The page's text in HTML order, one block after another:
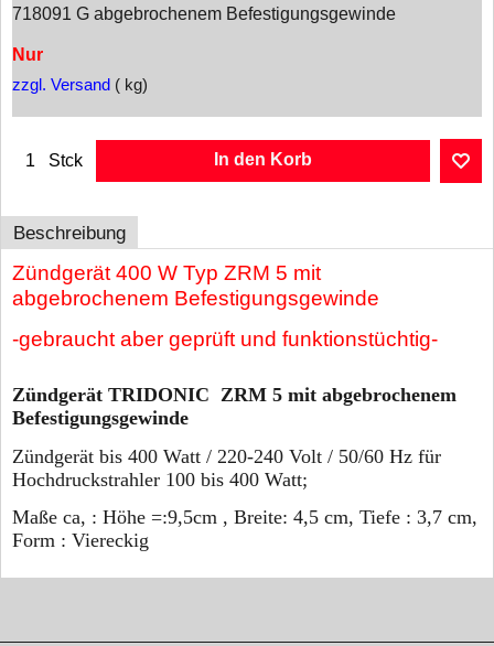
718091 G abgebrochenem Befestigungsgewinde
Nur
zzgl. Versand kg
Stck In den Korb
Beschreibung
Zündgerät 400 W Typ ZRM 5 mit
abgebrochenem Befestigungsgewinde
-gebraucht aber geprüft und funktionstüchtig-
Zündgerät TRIDONIC ZRM 5 mit abgebrochenem
Befestigungsgewinde
Zündgerät bis 400 Watt / 220-240 Volt / 50/60 Hz für
Hochdruckstrahler 100 bis 400 Watt;
Maße ca, : Höhe =:9,5cm , Breite: 4,5 cm, Tiefe : 3,7 cm,
Form : Viereckig